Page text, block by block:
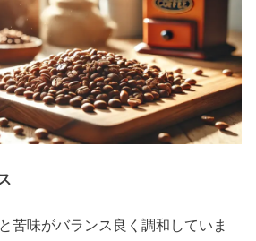
苦味がバランス良く調和していま